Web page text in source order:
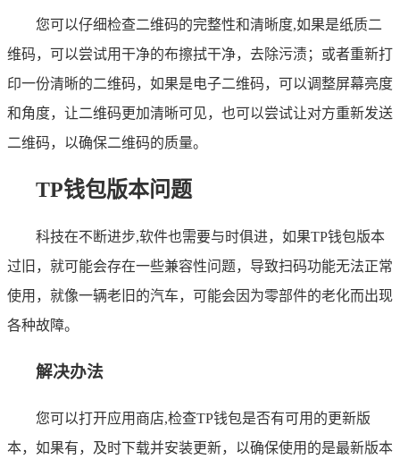
您可以仔细检查二维码的完整性和清晰度,如果是纸质二
维码，可以尝试用干净的布擦拭干净，去除污渍；或者重新打
印一份清晰的二维码，如果是电子二维码，可以调整屏幕亮度
和角度，让二维码更加清晰可见，也可以尝试让对方重新发送
二维码，以确保二维码的质量。
TP钱包版本问题
科技在不断进步,软件也需要与时俱进，如果TP钱包版本
过旧，就可能会存在一些兼容性问题，导致扫码功能无法正常
使用，就像一辆老旧的汽车，可能会因为零部件的老化而出现
各种故障。
解决办法
您可以打开应用商店,检查TP钱包是否有可用的更新版
本，如果有，及时下载并安装更新，以确保使用的是最新版本